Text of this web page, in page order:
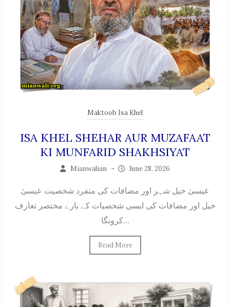
Maktoob Isa Khel
ISA KHEL SHEHAR AUR MUZAFAAT
KI MUNFARID SHAKHSIYAT
Mianwalian – June 28, 2026
عیسیٰ خیل شہر اور مضافات کی منفرد شخصیت عیسیٰ
خیل اور مضافات کی ایسی شخصیات کے بارے مختصر تعارف
کرونگا...
Read More